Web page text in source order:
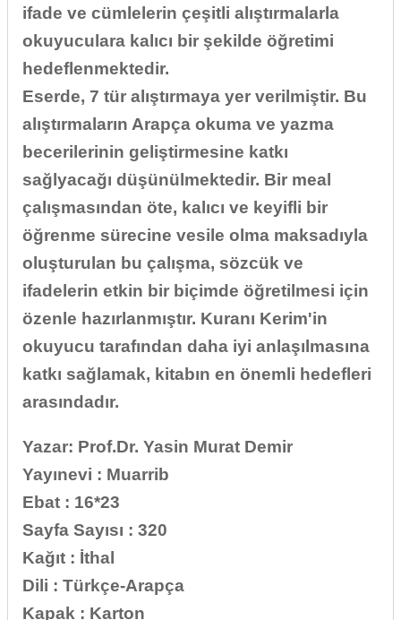
ifade ve cümlelerin çeşitli alıştırmalarla
okuyuculara kalıcı bir şekilde öğretimi
hedeflenmektedir.
Eserde, 7 tür alıştırmaya yer verilmiştir. Bu
alıştırmaların Arapça okuma ve yazma
becerilerinin geliştirmesine katkı
sağlyacağı düşünülmektedir. Bir meal
çalışmasından öte, kalıcı ve keyifli bir
öğrenme sürecine vesile olma maksadıyla
oluşturulan bu çalışma, sözcük ve
ifadelerin etkin bir biçimde öğretilmesi için
özenle hazırlanmıştır. Kuranı Kerim'in
okuyucu tarafından daha iyi anlaşılmasına
katkı sağlamak, kitabın en önemli hedefleri
arasındadır.
Yazar: Prof.Dr. Yasin Murat Demir
Yayınevi : Muarrib
Ebat : 16*23
Sayfa Sayısı : 320
Kağıt : İthal
Dili : Türkçe-Arapça
Kapak : Karton